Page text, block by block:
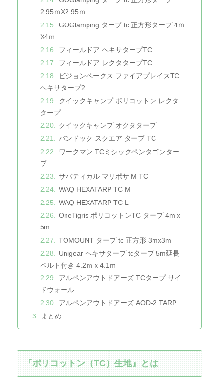
2.95ｍX2.95ｍ
GOGlamping タープ tc 正方形タープ 4ｍ
X4ｍ
フィールドア ヘキサタープTC
フィールドア レクタタープTC
ビジョンペークス ファイアプレイスTC
ヘキサタープ2
クイックキャンプ ポリコットン レクタ
タープ
クイックキャンプ オクタタープ
バンドック スクエア タープ TC
ワークマン TCミシックペンタゴンター
プ
サバティカル マリポサ M TC
WAQ HEXATARP TC M
WAQ HEXATARP TC L
OneTigris ポリコットンTC タープ 4m x
5m
TOMOUNT タープ tc 正方形 3mx3m
Unigear ヘキサタープ tcタープ 5m延長
ベルト付き 4.2ｍｘ4.1ｍ
アルペンアウトドアーズ TCタープ サイ
ドウォール
アルペンアウトドアーズ AOD-2 TARP
まとめ
『ポリコットン（TC）生地』とは